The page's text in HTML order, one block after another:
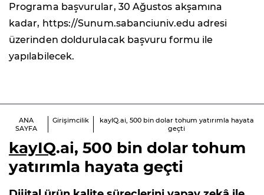
Programa başvurular, 30 Ağustos akşamına
kadar, https://Sunum.sabanciuniv.edu adresi
üzerinden doldurulacak başvuru formu ile
yapılabilecek.
ANA
SAYFA
Girişimcilik
kayIQ.ai, 500 bin dolar tohum yatırımla hayata
geçti
kayIQ.ai, 500 bin dolar tohum
yatırımla hayata geçti